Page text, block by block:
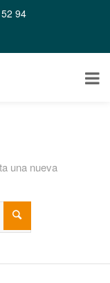
94
una nueva